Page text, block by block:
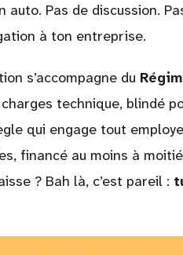
Pas de discussion.
à ton entreprise.
s’accompagne du
technique, blindé
qui engage tout
financé au moins à
? Bah là, c’est pareil :